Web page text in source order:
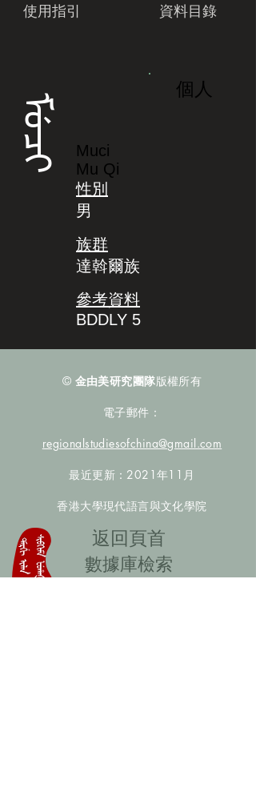
使用指引 資料目錄
ᠮᡠᠴᡳ
個人
Muci
Mu Qi
性別
男
族群
達斡爾族
參考資料
BDDLY 5
© 金由美研究團隊版權所有
電子郵件：
regionalstudiesofchina@gmail.com
最近更新：2021年11月
香港大學現代語言與文化學院
​返回頁首
數據庫檢索